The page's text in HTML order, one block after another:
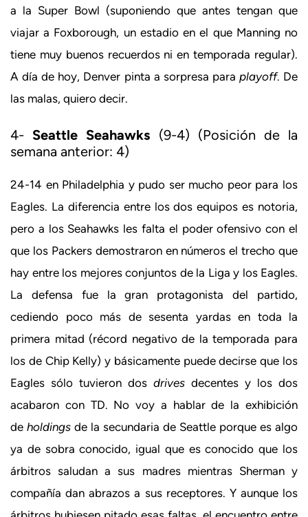
a la Super Bowl (suponiendo que antes tengan que
viajar a Foxborough, un estadio en el que Manning no
tiene muy buenos recuerdos ni en temporada regular).
A día de hoy, Denver pinta a sorpresa para playoff. De
las malas, quiero decir.
4- Seattle Seahawks (9-4) (Posición de la
semana anterior: 4)
24-14 en Philadelphia y pudo ser mucho peor para los
Eagles. La diferencia entre los dos equipos es notoria,
pero a los Seahawks les falta el poder ofensivo con el
que los Packers demostraron en números el trecho que
hay entre los mejores conjuntos de la Liga y los Eagles.
La defensa fue la gran protagonista del partido,
cediendo poco más de sesenta yardas en toda la
primera mitad (récord negativo de la temporada para
los de Chip Kelly) y básicamente puede decirse que los
Eagles sólo tuvieron dos drives decentes y los dos
acabaron con TD. No voy a hablar de la exhibición
de holdings de la secundaria de Seattle porque es algo
ya de sobra conocido, igual que es conocido que los
árbitros saludan a sus madres mientras Sherman y
compañía dan abrazos a sus receptores. Y aunque los